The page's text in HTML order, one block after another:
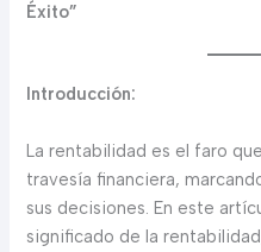
Éxito”
Introducción:
La rentabilidad es el faro
travesía financiera,
sus decisiones. En este
significado de la